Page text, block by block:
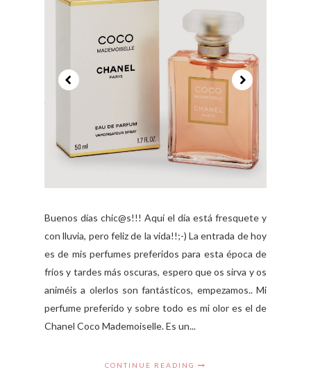
Buenos días chic@s!!! Aquí el día está fresquete y
con lluvia, pero feliz de la vida!!;-) La entrada de hoy
es de mis perfumes preferidos para esta época de
fríos y tardes más oscuras, espero que os sirva y os
animéis a olerlos son fantásticos, empezamos.. Mi
perfume preferido y sobre todo es mi olor es el de
Chanel Coco Mademoiselle. Es un...
CONTINUE READING